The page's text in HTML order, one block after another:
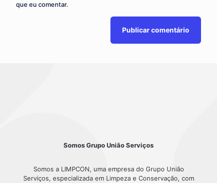
que eu comentar.
Somos Grupo União Serviços
Somos a LIMPCON, uma empresa do Grupo União
Serviços, especializada em Limpeza e Conservação, com